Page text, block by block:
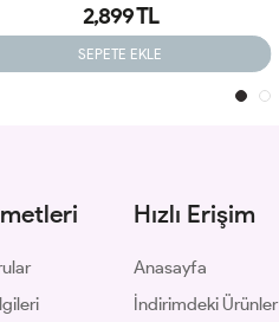
2,799 TL
SEPETE EKLE
Hızlı Erişim
Anasayfa
İndirimdeki Ürünler